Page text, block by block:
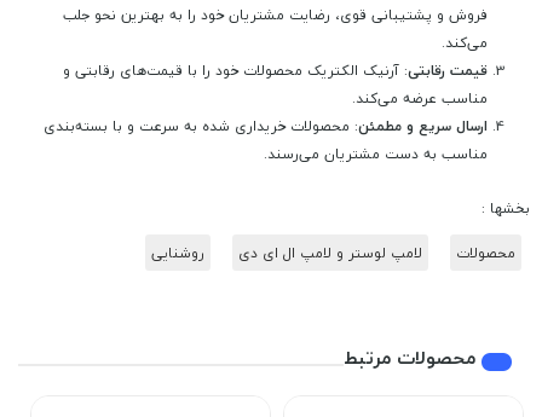
فروش و پشتیبانی قوی، رضایت مشتریان خود را به بهترین نحو جلب
می‌کند.
قیمت رقابتی: آرنیک الکتریک محصولات خود را با قیمت‌های رقابتی و
مناسب عرضه می‌کند.
ارسال سریع و مطمئن: محصولات خریداری شده به سرعت و با بسته‌بندی
مناسب به دست مشتریان می‌رسند.
بخشها :
محصولات
لامپ لوستر و لامپ ال ای دی روشنایی
محصولات مرتبط